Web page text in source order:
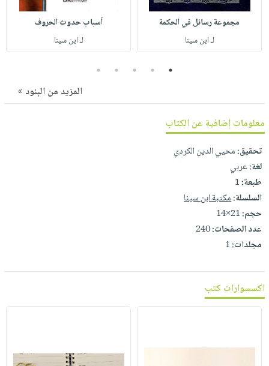
صابون
أطفال
مناسبات
فيديوهات
أسئلة
انشر
كتابك
تواصل
معنا
عربةمجموعة رسائل في الحكمة
لـ ابن سينا
أسباب حدوث الحروف
لـ ابن سينا
1
2
3
4
5
المزيد من البنود »
معلومات إضافية عن الكتاب
تحقيق:محيي الدين الكردي
لغة:عربي
طبعة:1
السلسلة:مكتبة ابن سينا
حجم:21×14
عدد الصفحات:240
مجلدات:1
اكسسوارات كتب